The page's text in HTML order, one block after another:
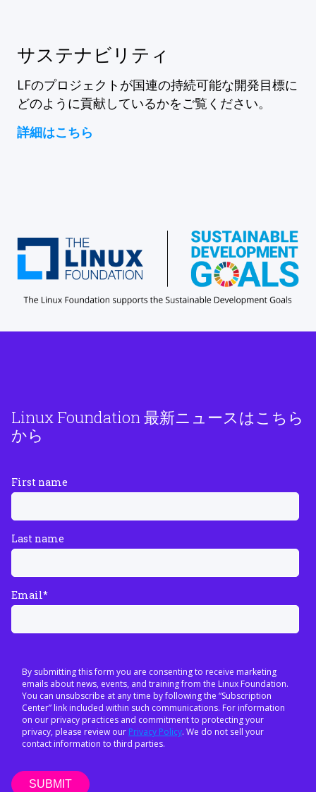
サステナビリティ
LFのプロジェクトが国連の持続可能な開発目標に
どのように貢献しているかをご覧ください。
詳細はこちら
Linux Foundation 最新ニュースはこちら
から
First name
Last name
Email*
By submitting this form you are consenting to receive marketing
emails about news, events, and training from the Linux Foundation.
You can unsubscribe at any time by following the “Subscription
Center” link included within such communications. For information
on our privacy practices and commitment to protecting your
privacy, please review our Privacy Policy. We do not sell your
contact information to third parties.